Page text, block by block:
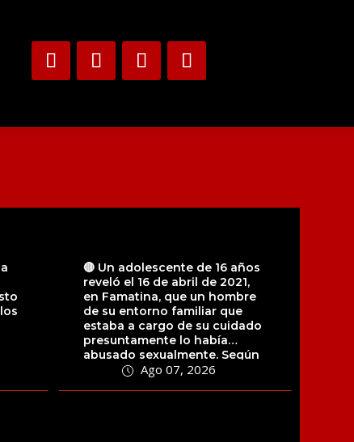
🔴 Un adolescente de 16 años
reveló el 16 de abril de 2021,
en Famatina, que un hombre
de su entorno familiar que
estaba a cargo de su cuidado
presuntamente lo había
abusado sexualmente. Según
Ago 07, 2026